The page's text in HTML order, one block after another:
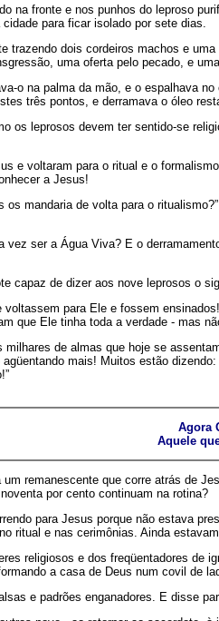
na fronte e nos punhos do leproso
para ficar isolado por sete dias.
trazendo dois cordeiros machos e
uma oferta pelo pecado, e
o na palma da mão, e o espalhava
três pontos, e derramava o óleo
os leprosos devem ter sentido-se
e voltaram para o ritual e o
a Jesus!
os mandaria de volta para o
vez ser a Água Viva? E o
capaz de dizer aos nove leprosos o
para Ele e fossem
que Ele tinha toda a verdade - mas
milhares de almas que hoje se
mais! Muitos estão
Agora
Aquele
remanescente que corre atrás de
por cento continuam na rotina?
para Jesus porque não estava
ritual e nas cerimônias. Ainda
religiosos e dos freqüentadores de
a casa de Deus num covil de
e padrões enganadores. E disse